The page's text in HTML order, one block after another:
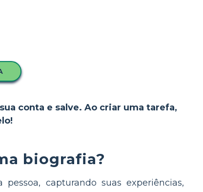
conta e salve. Ao criar uma tarefa,
biografia?
capturando suas experiências,